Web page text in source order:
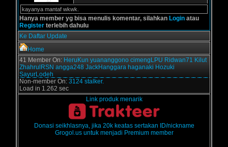
kayanya mantaf wkwk.
Hanya member yg bisa menulis komentar, silahkan Login atau
Register terlebih dahulu
Ke Daftar Update
Home
41 Member On: HeruKun yuananggono cimengLPU Ridwan71 Kilut
ZhahrulRSN angga248 JackHanggara haganaki Hozuki
SayurLodeh
Non-member On: 3124 stalker.
Load in 1.262 sec
Link produk menarik
Donasi seikhlasnya, jika 20k keatas sertakan ID/nickname
Grogol.us untuk menjadi Premium member